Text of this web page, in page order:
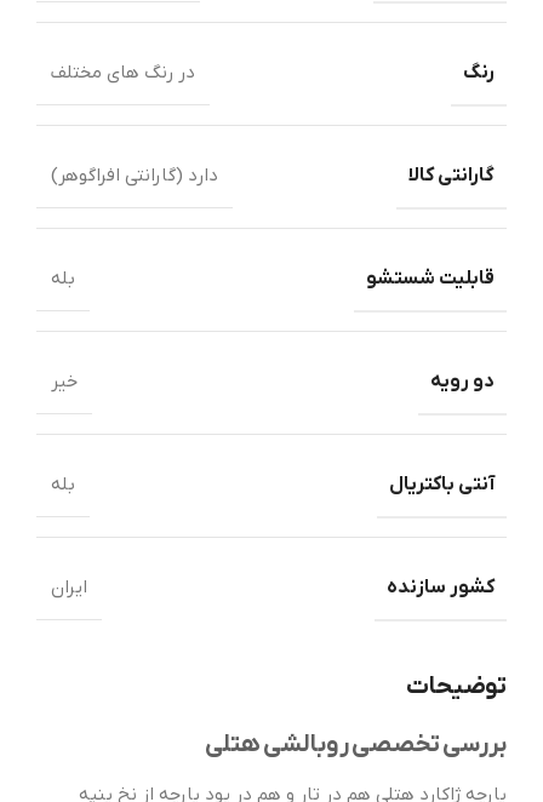
رنگ در رنگ های مختلف
گارانتی کالا دارد (گارانتی افراگوهر)
قابلیت شستشو بله
دو رویه خیر
آنتی باکتریال بله
کشور سازنده ایران
توضیحات
بررسی تخصصی روبالشی هتلی
پارچه ژاکارد هتلی هم در تار و هم در پود پارچه از نخ پنپه